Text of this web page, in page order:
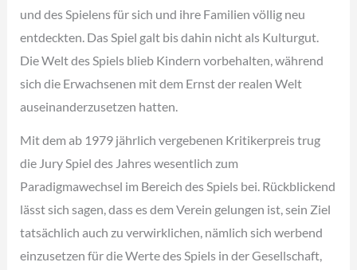
und des Spielens für sich und ihre Familien völlig neu
entdeckten. Das Spiel galt bis dahin nicht als Kulturgut.
Die Welt des Spiels blieb Kindern vorbehalten, während
sich die Erwachsenen mit dem Ernst der realen Welt
auseinanderzusetzen hatten.
Mit dem ab 1979 jährlich vergebenen Kritikerpreis trug
die Jury Spiel des Jahres wesentlich zum
Paradigmawechsel im Bereich des Spiels bei. Rückblickend
lässt sich sagen, dass es dem Verein gelungen ist, sein Ziel
tatsächlich auch zu verwirklichen, nämlich sich werbend
einzusetzen für die Werte des Spiels in der Gesellschaft,